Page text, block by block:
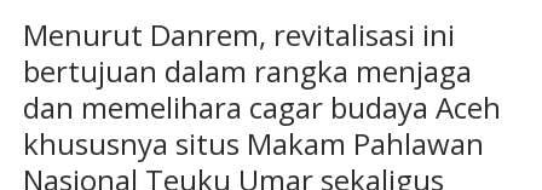
Menurut Danrem, revitalisasi ini
bertujuan dalam rangka menjaga
dan memelihara cagar budaya Aceh
khususnya situs Makam Pahlawan
Nasional Teuku Umar sekaligus